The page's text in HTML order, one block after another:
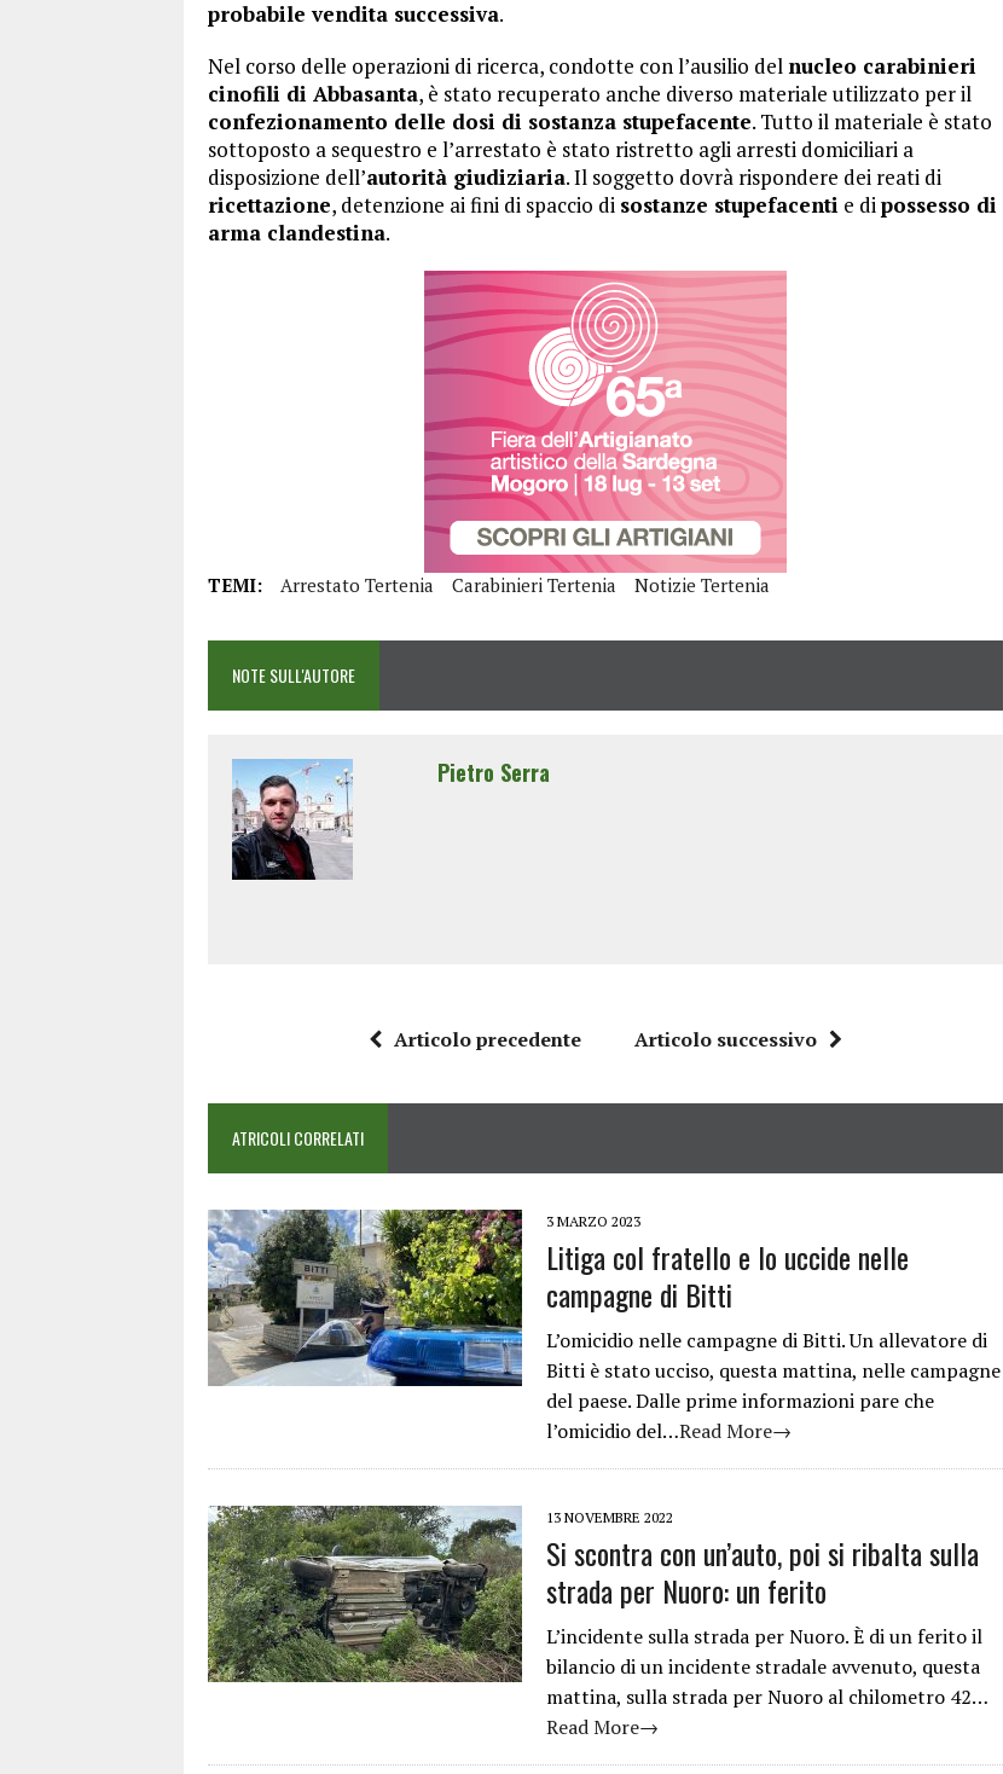
probabile vendita successiva.
Nel corso delle operazioni di ricerca, condotte con l’ausilio del nucleo carabinieri
cinofili di Abbasanta, è stato recuperato anche diverso materiale utilizzato per il
confezionamento delle dosi di sostanza stupefacente. Tutto il materiale è stato
sottoposto a sequestro e l’arrestato è stato ristretto agli arresti domiciliari a
disposizione dell’autorità giudiziaria. Il soggetto dovrà rispondere dei reati di
ricettazione, detenzione ai fini di spaccio di sostanze stupefacenti e dipossesso di
arma clandestina.
TEMI: Arrestato Tertenia Carabinieri Tertenia Notizie Tertenia
NOTE SULL'AUTORE
Pietro Serra
Articolo precedente Articolo successivo
ATRICOLI CORRELATI
3 MARZO 2023
Litiga col fratello e lo uccide nelle
campagne di Bitti
L’omicidio nelle campagne di Bitti. Un allevatore di
Bitti è stato ucciso, questa mattina, nelle campagne
del paese. Dalle prime informazioni pare che
l’omicidio del…Read More→
13 NOVEMBRE 2022
Si scontra con un’auto, poi si ribalta sulla
strada per Nuoro: un ferito
L’incidente sulla strada per Nuoro. È di un ferito il
bilancio di un incidente stradale avvenuto, questa
mattina, sulla strada per Nuoro al chilometro 42…
Read More→